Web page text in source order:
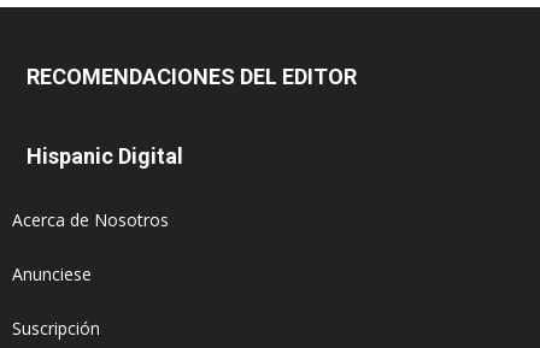
RECOMENDACIONES DEL EDITOR
Hispanic Digital
Acerca de Nosotros
Anunciese
Suscripción